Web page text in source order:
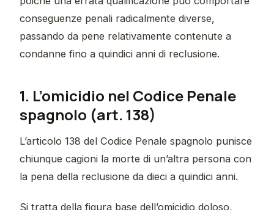
conseguenze penali radicalmente diverse,
passando da pene relativamente contenute a
condanne fino a quindici anni di reclusione.
1. L’omicidio nel Codice Penale
spagnolo (art. 138)
L’articolo 138 del Codice Penale spagnolo punisce
chiunque cagioni la morte di un’altra persona con
la pena della reclusione da dieci a quindici anni.
Si tratta della figura base dell’omicidio doloso,